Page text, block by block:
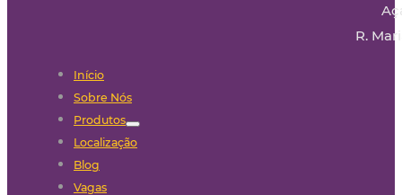
R.
Início
Sobre Nós
Produtos
Localização
Blog
Vagas